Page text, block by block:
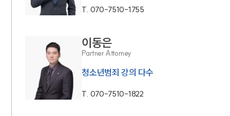
T. 070-7510-1755
이동은
Partner Attorney
청소년범죄 강의 다수
T. 070-7510-1822